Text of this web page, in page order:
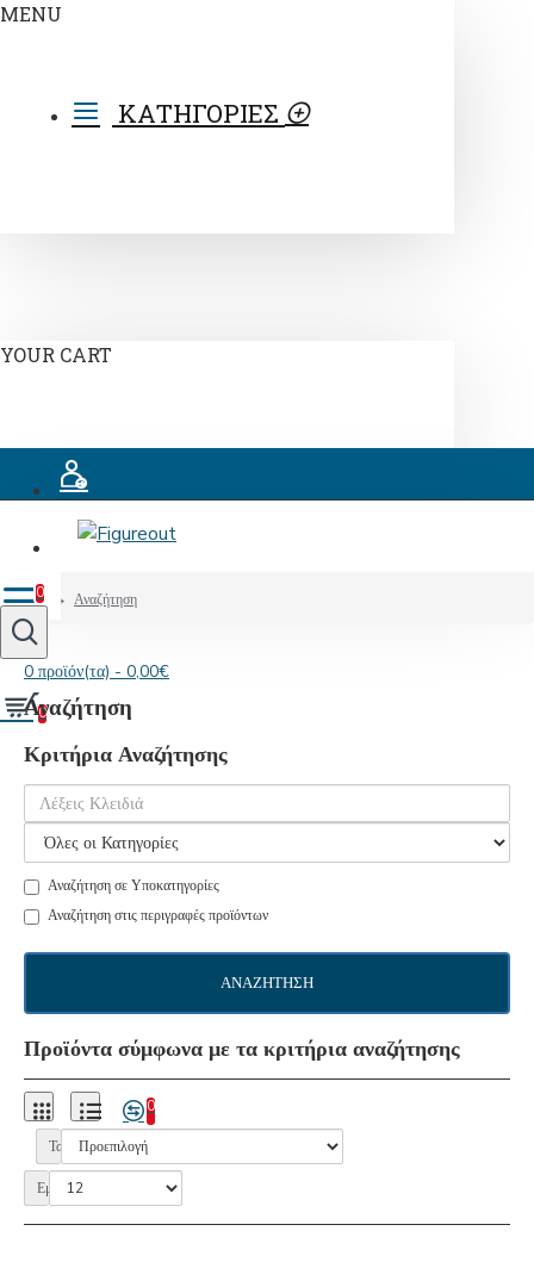
MENU
ΚΑΤΗΓΟΡΙΕΣ
YOUR CART
0
0 προϊόν(τα) - 0,00€
0
Αναζήτηση
Αναζήτηση
Κριτήρια Αναζήτησης
Αναζήτηση σε Υποκατηγορίες
Αναζήτηση στις περιγραφές προϊόντων
ΑΝΑΖΉΤΗΣΗ
Προϊόντα σύμφωνα με τα κριτήρια αναζήτησης
0
Ταξινόμηση:
Εμφάνιση: